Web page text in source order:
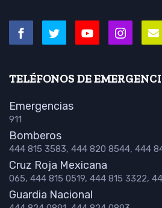
TELÉFONOS DE
Emergencias
911
Bomberos
444 815 3583, 444 820 8544, 444
Cruz Roja Mexicana
065, 444 815 0519, 444 815 3322,
Guardia Nacional